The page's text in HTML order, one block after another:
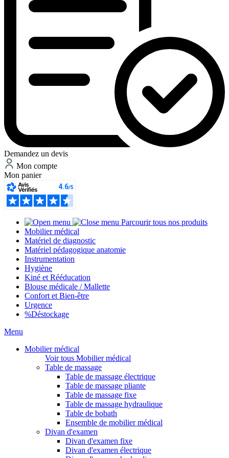
Demandez un devis
Mon compte
Mon panier
Parcourir tous nos produits
Mobilier médical
Matériel de diagnostic
Matériel pédagogique anatomie
Instrumentation
Hygiène
Kiné et Rééducation
Blouse médicale / Mallette
Confort et Bien-être
Urgence
%Déstockage
Menu
Mobilier médical
Voir tous Mobilier médical
Table de massage
Table de massage électrique
Table de massage pliante
Table de massage fixe
Table de massage hydraulique
Table de bobath
Ensemble de mobilier médical
Divan d'examen
Divan d'examen fixe
Divan d'examen électrique